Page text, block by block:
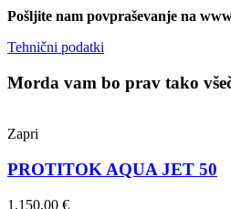
Pošljite nam povpraševanje na
Tehnični podatki
Morda vam bo prav tako
Zapri
PROTITOK AQUA JET 50
1.150,00 €